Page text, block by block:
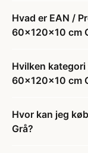
Hvad er EAN /
60x120x10 cm
Hvilken
60x120x10 cm
Hvor kan jeg
Grå?